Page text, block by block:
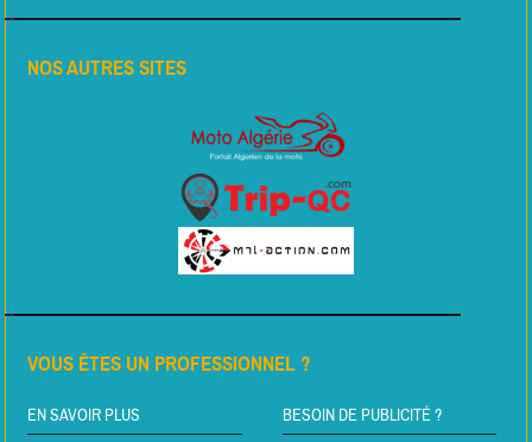
NOS AUTRES SITES
VOUS ÊTES UN PROFESSIONNEL ?
EN SAVOIR PLUS BESOIN DE PUBLICITÉ ?